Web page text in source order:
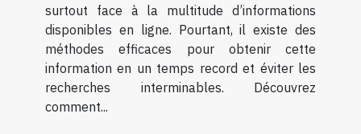
surtout face à la multitude d’informations
disponibles en ligne. Pourtant, il existe des
méthodes efficaces pour obtenir cette
information en un temps record et éviter les
recherches interminables. Découvrez
comment...